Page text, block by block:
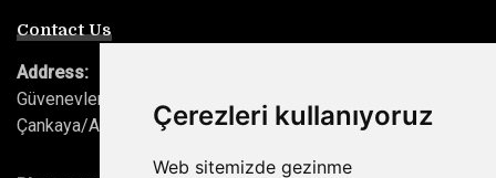
Çerezleri kullanıyoruz
Web sitemizde gezinme
Contact Us
Address:
Güvenevler, Cinnah Cad. No:38/6, 06690
Çankaya/Ankara/Turkey